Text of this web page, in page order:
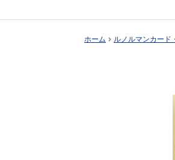
ン
ス
ホーム ルノルマンカード